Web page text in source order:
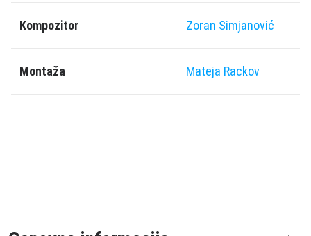
Kompozitor Zoran Simjanović
Montaža Mateja Rackov